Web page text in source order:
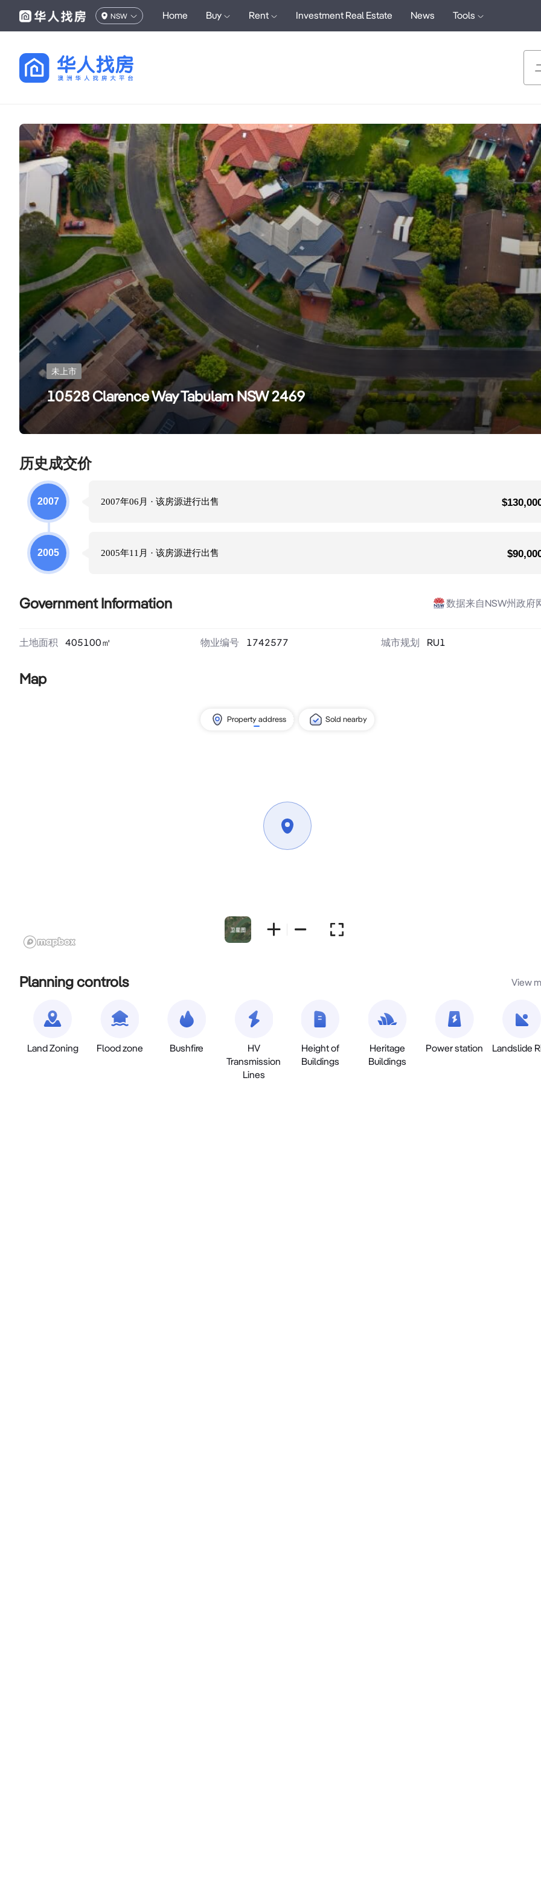
NSW Home Buy Rent Investment Real Estate News Tools
未上市
10528 Clarence Way Tabulam NSW 2469
历史成交价
2007 2007年06月 · 该房源进行出售
2005 2005年11月 · 该房源进行出售
Government Information 数据来自NSW州政府
土地面积 405100㎡ 物业编号 1742577 城市规划 RU1
Map
Property address Sold nearby
Planning controls View
Land Zoning Flood zone Bushfire
HV
Transmission
Lines
Height of
Buildings
Heritage
Buildings
Power station Landslide